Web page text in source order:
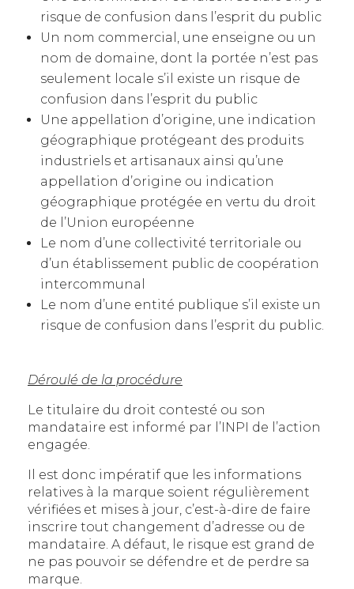
risque de confusion dans l’esprit du public
Un nom commercial, une enseigne ou un
nom de domaine, dont la portée n’est pas
seulement locale s’il existe un risque de
confusion dans l’esprit du public
Une appellation d’origine, une indication
géographique protégeant des produits
industriels et artisanaux ainsi qu’une
appellation d’origine ou indication
géographique protégée en vertu du droit
de l’Union européenne
Le nom d’une collectivité territoriale ou
d’un établissement public de coopération
intercommunal
Le nom d’une entité publique s’il existe un
risque de confusion dans l’esprit du public.
Déroulé de la procédure
Le titulaire du droit contesté ou son
mandataire est informé par l’INPI de l’action
engagée.
Il est donc impératif que les informations
relatives à la marque soient régulièrement
vérifiées et mises à jour, c’est-à-dire de faire
inscrire tout changement d’adresse ou de
mandataire. A défaut, le risque est grand de
ne pas pouvoir se défendre et de perdre sa
marque.